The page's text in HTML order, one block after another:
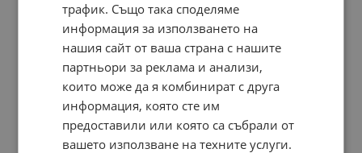
трафик. Също така споделяме
информация за използването на
нашия сайт от ваша страна с нашите
партньори за реклама и анализи,
които може да я комбинират с друга
информация, която сте им
предоставили или която са събрали от
вашето използване на техните услуги.